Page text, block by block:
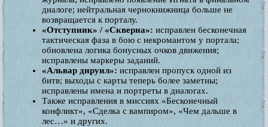
диалоге; нейтральная чернокнижница больше не
возвращается к порталу.
«Отступник» / «Скверна»: исправлен бесконечная
тактическая фаза в бою с некромантом у портала;
обновлена логика бонусных очков движения;
исправлены маркеры заданий.
«Альвар дируил»: исправлен пропуск одной из
битв; выходы с карты теперь более заметны;
исправлены имена и портреты в диалогах.
Также исправления в миссиях «Бесконечный
конфликт», «Сделка с вампиром», «Чем дальше в
лес…» и других.